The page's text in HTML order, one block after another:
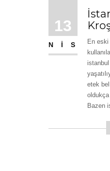
13
NIS
En eski
etek
oldukça
Bazen